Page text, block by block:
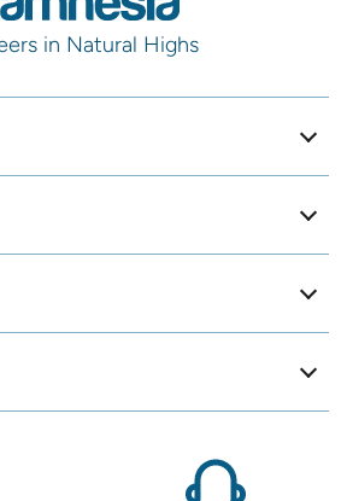
in Natural Highs